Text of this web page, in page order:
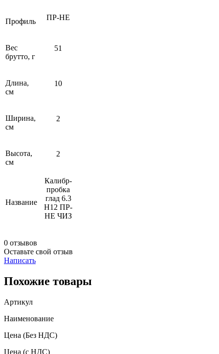
Профиль ПР-НЕ
Вес
брутто, г
51
Длина,
см
10
Ширина,
см
2
Высота,
см
2
Название
Калибр-
пробка
глад 6.3
Н12 ПР-
НЕ ЧИЗ
0 отзывов
Оставьте свой отзыв
Написать
Похожие товары
Артикул
Наименование
Цена (Без НДС)
Цена (с НДС)